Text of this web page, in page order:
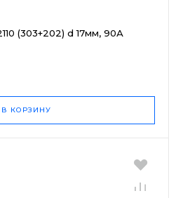
(303+202) d 17мм, 90А
В КОРЗИНУ